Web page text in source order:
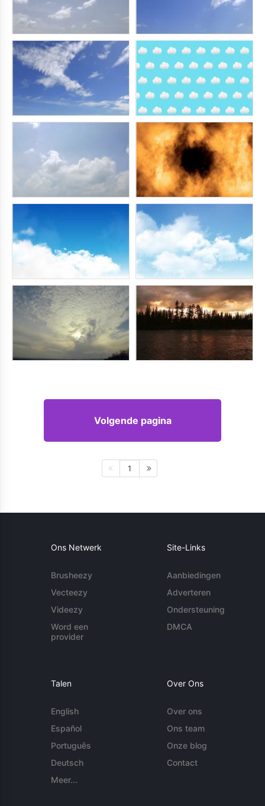
Volgende pagina
1
Ons Netwerk
Brusheezy
Vecteezy
Videezy
Word een
provider
Site-Links
Aanbiedingen
Adverteren
Ondersteuning
DMCA
Talen
English
Español
Português
Deutsch
Meer...
Over Ons
Over ons
Ons team
Onze blog
Contact